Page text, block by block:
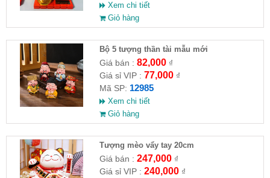
Xem chi tiết
Giỏ hàng
Bộ 5 tượng thần tài mẫu mới
Giá bán : 82,000₫
Giá sỉ VIP : 77,000₫
Mã SP: 12985
Xem chi tiết
Giỏ hàng
Tượng mèo vẩy tay 20cm
Giá bán : 247,000₫
Giá sỉ VIP : 240,000₫